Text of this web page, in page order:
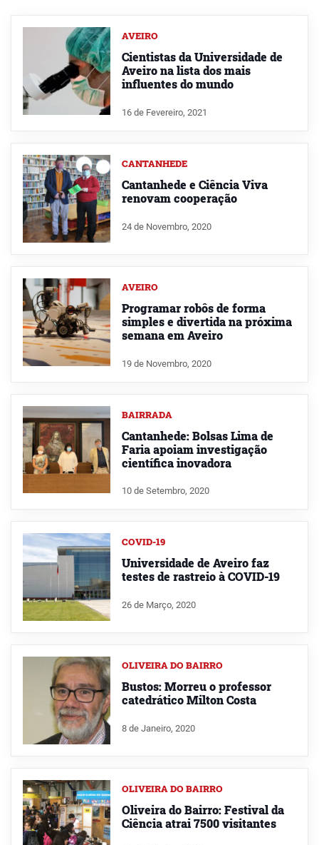
AVEIRO
Cientistas da Universidade de
Aveiro na lista dos mais
influentes do mundo
16 de Fevereiro, 2021
CANTANHEDE
Cantanhede e Ciência Viva
renovam cooperação
24 de Novembro, 2020
AVEIRO
Programar robôs de forma
simples e divertida na próxima
semana em Aveiro
19 de Novembro, 2020
BAIRRADA
Cantanhede: Bolsas Lima de
Faria apoiam investigação
científica inovadora
10 de Setembro, 2020
COVID-19
Universidade de Aveiro faz
testes de rastreio à COVID-19
26 de Março, 2020
OLIVEIRA DO BAIRRO
Bustos: Morreu o professor
catedrático Milton Costa
8 de Janeiro, 2020
OLIVEIRA DO BAIRRO
Oliveira do Bairro: Festival da
Ciência atrai 7500 visitantes